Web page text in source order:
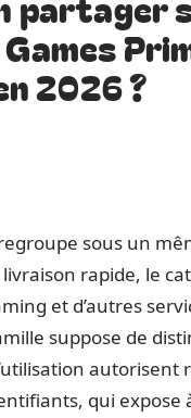
2026 ?
sous un
rapide, le
et d’autres
suppose de
autorisent
qui expose